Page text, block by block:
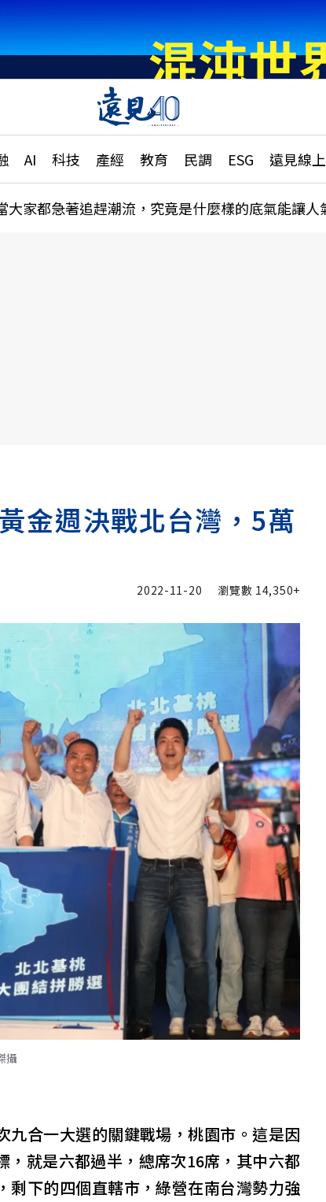
AI 科技 產經 教育 民調 ESG 遠見線
國際
特輯
大學升學、職涯攻略
縣市施政調查全解析
民調
更
大家都急著追趕潮流，究竟是什麼樣的底氣能讓人
金週決戰北台灣，5萬
2022-11-20 瀏覽數 14,350+
攝
九合一大選的關鍵戰場，桃園市。這是因
就是六都過半，總席次16席，其中六都
剩下的四個直轄市，綠營在南台灣勢力強